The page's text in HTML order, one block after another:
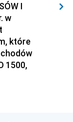
I
w
które
1500,